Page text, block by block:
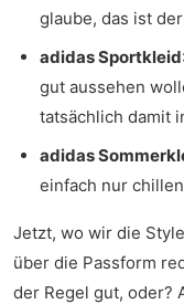
glaube, das ist
adidas Sportkleid
gut aussehen
tatsächlich damit
adidas
einfach nur
Jetzt, wo wir die
über die Passform
der Regel gut, oder?